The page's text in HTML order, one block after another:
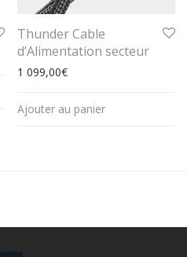
Thunder Cable
d’Alimentation secteur
1 099,00€
Ajouter au panier